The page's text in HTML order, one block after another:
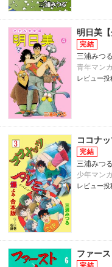
明日美【
三浦みつる
青年マン
レビュー投
ココナッ
三浦みつる
少年マン
レビュー投
ファース